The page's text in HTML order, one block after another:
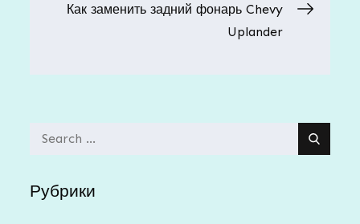
записям
Как заменить задний фонарь Chevy
Uplander
Search
Рубрики